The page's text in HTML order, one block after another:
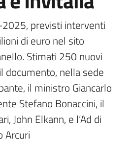
previsti interventi
di euro nel sito
Stimati 250 nuovi
documento, nella sede
il ministro Giancarlo
Stefano Bonaccini, il
John Elkann, e l’Ad di
Arcuri